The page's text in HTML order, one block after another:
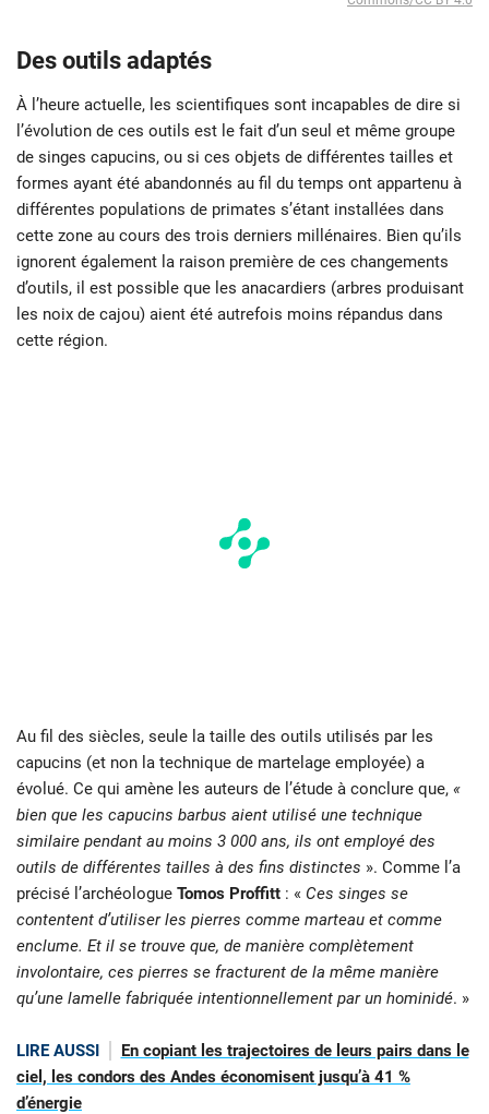
Des outils adaptés
À l’heure actuelle, les scientifiques sont incapables de dire si
l’évolution de ces outils est le fait d’un seul et même groupe
de singes capucins, ou si ces objets de différentes tailles et
formes ayant été abandonnés au fil du temps ont appartenu à
différentes populations de primates s’étant installées dans
cette zone au cours des trois derniers millénaires. Bien qu’ils
ignorent également la raison première de ces changements
d’outils, il est possible que les anacardiers (arbres produisant
les noix de cajou) aient été autrefois moins répandus dans
cette région.
Au fil des siècles, seule la taille des outils utilisés par les
capucins (et non la technique de martelage employée) a
évolué. Ce qui amène les auteurs de l’étude à conclure que, «
bien que les capucins barbus aient utilisé une technique
similaire pendant au moins 3 000 ans, ils ont employé des
outils de différentes tailles à des fins distinctes ». Comme l’a
précisé l’archéologue Tomos Proffitt : « Ces singes se
contentent d’utiliser les pierres comme marteau et comme
enclume. Et il se trouve que, de manière complètement
involontaire, ces pierres se fracturent de la même manière
qu’une lamelle fabriquée intentionnellement par un hominidé. »
LIRE AUSSI
En copiant les trajectoires de leurs pairs dans le
ciel, les condors des Andes économisent jusqu’à 41 %
d’énergie